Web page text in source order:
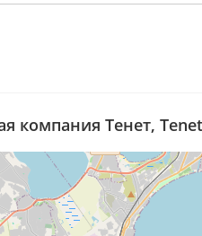
компания Тенет,